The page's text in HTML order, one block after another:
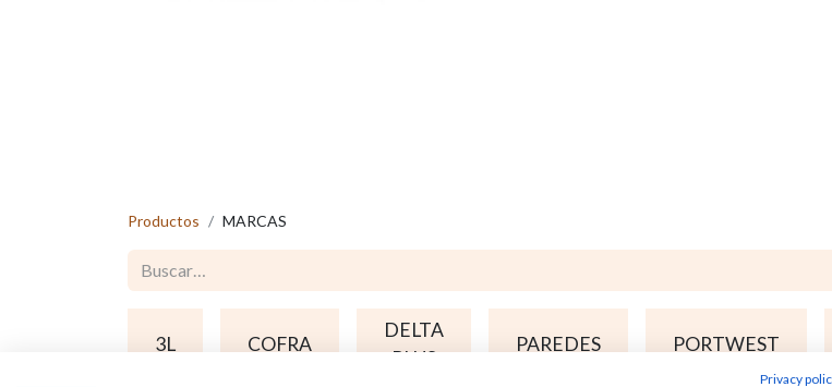
Productos MARCAS
3L COFRA
DELTA
PLUS
PAREDES PORTWEST
Privacy